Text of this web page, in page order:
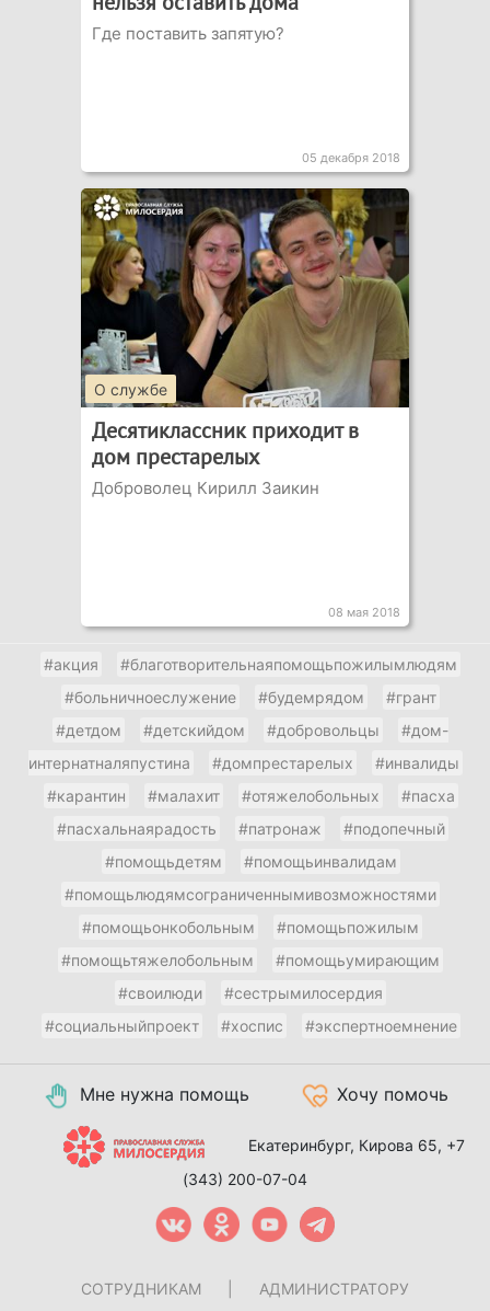
Где поставить запятую?
05 декабря 2018
О службе
Десятиклассник приходит в
дом престарелых
Доброволец Кирилл Заикин
08 мая 2018
#акция
#благотворительнаяпомощьпожилымлюдям
#больничноеслужение
#будемрядом
#грант
#детдом
#детскийдом #добровольцы
#дом-
интернатналяпустина
#домпрестарелых
#инвалиды
#карантин
#малахит #отяжелобольных
#пасха
#пасхальнаярадость
#патронаж
#подопечный
#помощьдетям
#помощьинвалидам
#помощьлюдямсограниченнымивозможностями
#помощьонкобольным
#помощьпожилым
#помощьтяжелобольным
#помощьумирающим
#своилюди
#сестрымилосердия
#социальныйпроект
#хоспис #экспертноемнение
Мне нужна помощь Хочу помочь
Екатеринбург, Кирова 65, +7
(343) 200-07-04
СОТРУДНИКАМ АДМИНИСТРАТОРУ